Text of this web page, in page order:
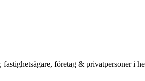
företag & privatpersoner i